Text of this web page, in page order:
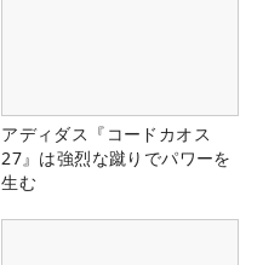
アディダス『コードカオス
27』は強烈な蹴りでパワーを
生む